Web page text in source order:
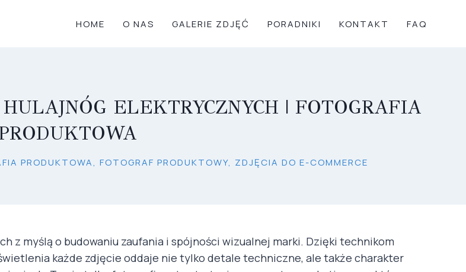
HOME O NAS GALERIE ZDJĘĆ PORADNIKI KONTAKT FAQ
ELEKTRYCZNYCH | FOTOGRAFIA
PRODUKTOWA, FOTOGRAF PRODUKTOWY, ZDJĘCIA DO E-COMMERCE
z myślą o budowaniu zaufania i spójności wizualnej marki. Dzięki technikom
każde zdjęcie oddaje nie tylko detale techniczne, ale także charakter